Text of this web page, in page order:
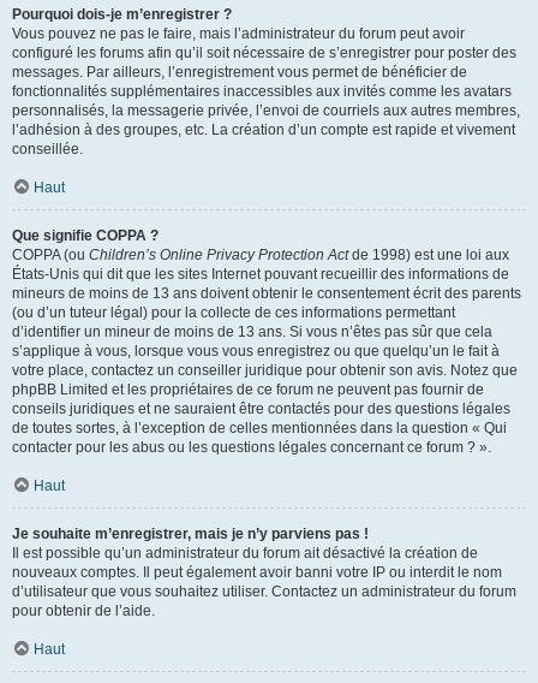
Pourquoi dois-je m’enregistrer ?
Vous pouvez ne pas le faire, mais l’administrateur du forum peut avoir
configuré les forums afin qu’il soit nécessaire de s’enregistrer pour poster des
messages. Par ailleurs, l’enregistrement vous permet de bénéficier de
fonctionnalités supplémentaires inaccessibles aux invités comme les avatars
personnalisés, la messagerie privée, l’envoi de courriels aux autres membres,
l’adhésion à des groupes, etc. La création d’un compte est rapide et vivement
conseillée.
Haut
Que signifie COPPA ?
COPPA (ou Children’s Online Privacy Protection Actde 1998) est une loi aux
États-Unis qui dit que les sites Internet pouvant recueillir des informations de
mineurs de moins de 13 ans doivent obtenir le consentement écrit des parents
(ou d’un tuteur légal) pour la collecte de ces informations permettant
d’identifier un mineur de moins de 13 ans. Si vous n’êtes pas sûr que cela
s’applique à vous, lorsque vous vous enregistrez ou que quelqu’un le fait à
votre place, contactez un conseiller juridique pour obtenir son avis. Notez que
phpBB Limited et les propriétaires de ce forum ne peuvent pas fournir de
conseils juridiques et ne sauraient être contactés pour des questions légales
de toutes sortes, à l’exception de celles mentionnées dans la question « Qui
contacter pour les abus ou les questions légales concernant ce forum ? ».
Haut
Je souhaite m’enregistrer, mais je n’y parviens pas !
Il est possible qu’un administrateur du forum ait désactivé la création de
nouveaux comptes. Il peut également avoir banni votre IP ou interdit le nom
d’utilisateur que vous souhaitez utiliser. Contactez un administrateur du forum
pour obtenir de l’aide.
Haut